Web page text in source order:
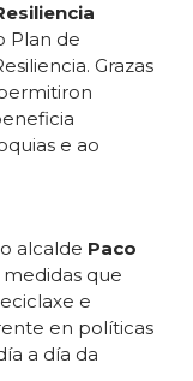
Plan de
Grazas
e ao
alcalde Paco
que
e
en políticas
a día da